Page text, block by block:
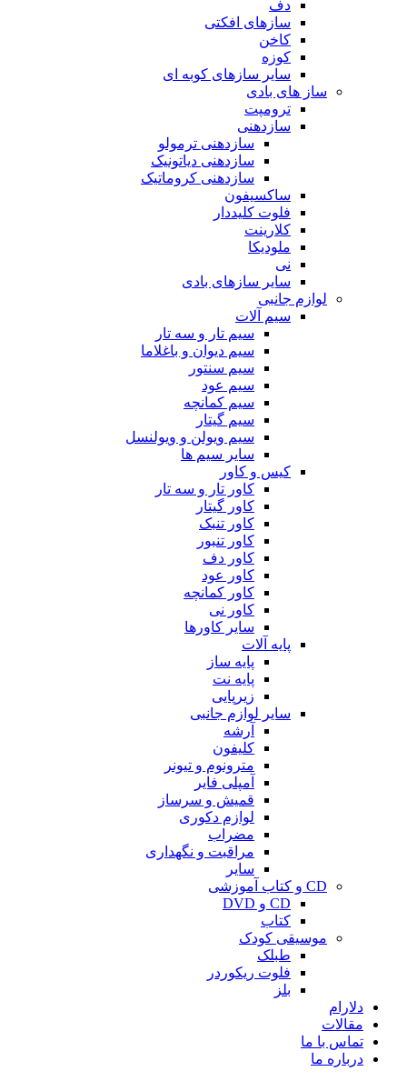
دف
سازهای افکتی
کاخن
کوزه
سایر سازهای کوبه ای
ساز های بادی
ترومپت
سازدهنی
سازدهنی ترمولو
سازدهنی دیاتونیک
سازدهنی کروماتیک
ساکسیفون
فلوت کلیددار
کلارینت
ملودیکا
نی
سایر سازهای بادی
لوازم جانبی
سیم آلات
سیم تار و سه تار
سیم دیوان و باغلاما
سیم سنتور
سیم عود
سیم کمانچه
سیم گیتار
سیم ویولن و ویولنسل
سایر سیم ها
کیس و کاور
کاور تار و سه تار
کاور گیتار
کاور تنبک
کاور تنبور
کاور دف
کاور عود
کاور کمانچه
کاور نی
سایر کاورها
پایه آلات
پایه ساز
پایه نت
زیرپایی
سایر لوازم جانبی
آرشه
کلیفون
مترونوم و تیونر
آمپلی فایر
قمیش و سرساز
لوازم دکوری
مضراب
مراقبت و نگهداری
سایر
CD و کتاب آموزشی
CD و DVD
کتاب
موسیقی کودک
طبلک
فلوت ریکوردر
بلز
دلارام
مقالات
تماس با ما
درباره ما